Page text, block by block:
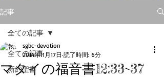
記事
全ての記事
新約聖書
全ての記事
マタイの福音書12:33~37
sgbc-devotion
2014年11月17日 読了時間: 6分